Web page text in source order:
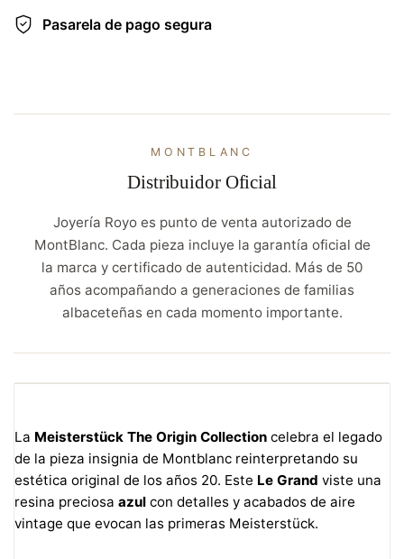
Pasarela de pago segura
MONTBLANC
Distribuidor Oficial
Joyería Royo es punto de venta autorizado de
MontBlanc. Cada pieza incluye la garantía oficial de
la marca y certificado de autenticidad. Más de 50
años acompañando a generaciones de familias
albaceteñas en cada momento importante.
La Meisterstück The Origin Collection celebra el legado
de la pieza insignia de Montblanc reinterpretando su
estética original de los años 20. Este Le Grand viste una
resina preciosa azul con detalles y acabados de aire
vintage que evocan las primeras Meisterstück.